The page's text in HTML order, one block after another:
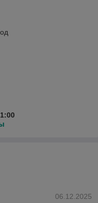
06.12.2025